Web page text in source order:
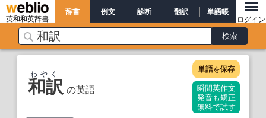
英和和英辞書
辞書 例文 診断 翻訳 単語帳
ログイン
和訳 の英語
わやく 単語を保存
瞬間英作文
発音も矯正
無料で試す